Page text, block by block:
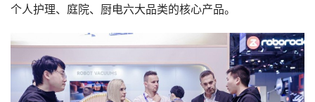
个人护理、庭院、厨电六大品类的核心产品。